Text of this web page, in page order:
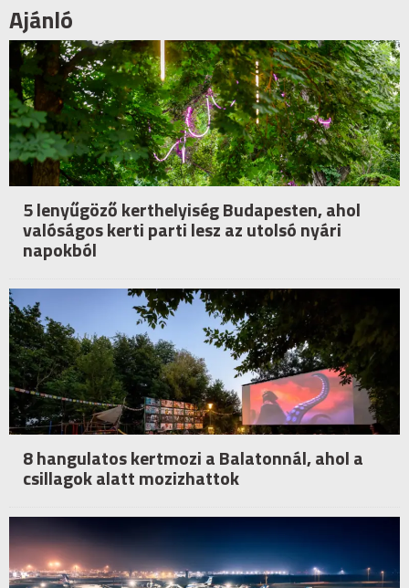
Ajánló
5 lenyűgöző kerthelyiség Budapesten, ahol
valóságos kerti parti lesz az utolsó nyári
napokból
8 hangulatos kertmozi a Balatonnál, ahol a
csillagok alatt mozizhattok